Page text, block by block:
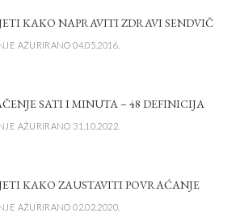
KAKO NAPRAVITI ZDRAVI SENDVIČ
AŽURIRANO 04.05.2016.
SATI I MINUTA – 48 DEFINICIJA
AŽURIRANO 31.10.2022.
KAKO ZAUSTAVITI POVRAĆANJE
AŽURIRANO 02.02.2020.